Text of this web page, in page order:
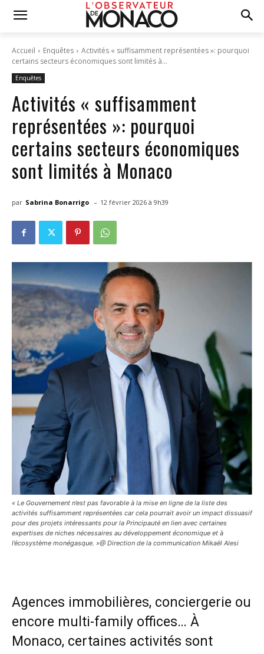
Accueil Enquêtes
Activités « suffisamment représentées »: pourquoi
certains secteurs économiques sont limités à...
Enquêtes
Activités « suffisamment
représentées »: pourquoi
certains secteurs économiques
sont limités à Monaco
par Sabrina Bonarrigo - 12 février 2026 à 9h39
« Le Gouvernement n’est pas favorable à la mise en ligne de la liste des
activités suffisamment représentées car cela pourrait avoir un impact dissuasif
pour des projets intéressants pour la Principauté en lien avec certaines
expertises de niches nécessaires au développement économique et à
l’écosystème monégasque. »@ Direction de la communication Mikaël Alesi
Agences immobilières, conciergerie ou
encore multi-family offices… À
Monaco, certaines activités sont